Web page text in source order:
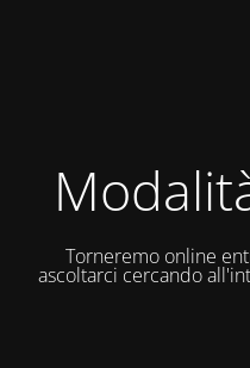
Torneremo online
ascoltarci cercando